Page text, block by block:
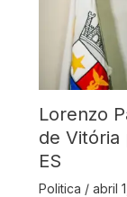
Lorenzo
de Vitória
ES
Politica / abril